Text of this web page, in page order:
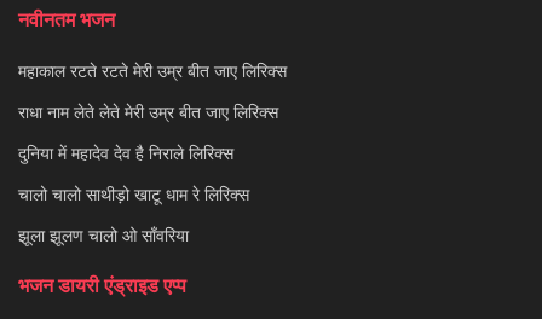
नवीनतम भजन
महाकाल रटते रटते मेरी उम्र बीत जाए लिरिक्स
राधा नाम लेते लेते मेरी उम्र बीत जाए लिरिक्स
दुनिया में महादेव देव है निराले लिरिक्स
चालो चालो साथीड़ो खाटू धाम रे लिरिक्स
झूला झूलण चालो ओ साँवरिया
भजन डायरी एंड्राइड एप्प